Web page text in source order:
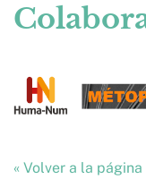
« Volver a la